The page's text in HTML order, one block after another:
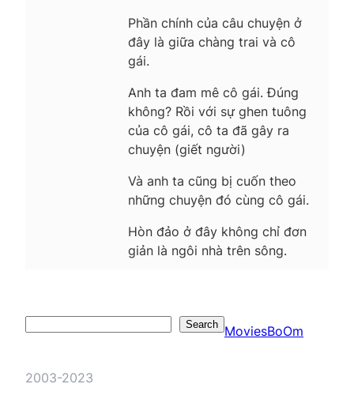
Phần chính của câu chuyện ở
đây là giữa chàng trai và cô
gái.
Anh ta đam mê cô gái. Đúng
không? Rồi với sự ghen tuông
của cô gái, cô ta đã gây ra
chuyện (giết người)
Và anh ta cũng bị cuốn theo
những chuyện đó cùng cô gái.
Hòn đảo ở đây không chỉ đơn
giản là ngôi nhà trên sông.
Search MoviesBoOm
2003-2023